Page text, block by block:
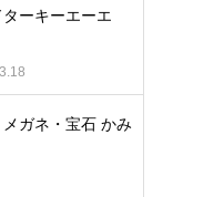
ターキーエーエ
ガネ・宝石 かみ